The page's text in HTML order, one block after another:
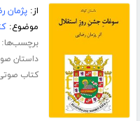
از:پژمان
موضوع:
داستان
کتاب